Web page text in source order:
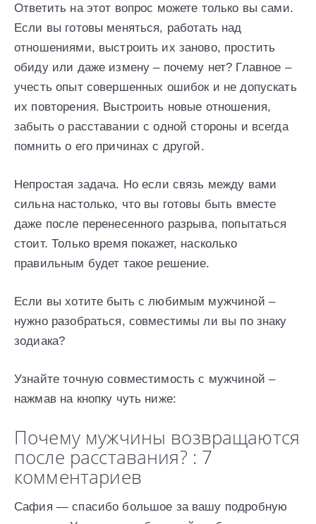
Ответить на этот вопрос можете только вы сами.
Если вы готовы меняться, работать над
отношениями, выстроить их заново, простить
обиду или даже измену – почему нет? Главное –
учесть опыт совершенных ошибок и не допускать
их повторения. Выстроить новые отношения,
забыть о расставании с одной стороны и всегда
помнить о его причинах с другой.
Непростая задача. Но если связь между вами
сильна настолько, что вы готовы быть вместе
даже после перенесенного разрыва, попытаться
стоит. Только время покажет, насколько
правильным будет такое решение.
Если вы хотите быть с любимым мужчиной –
нужно разобраться, совместимы ли вы по знаку
зодиака?
Узнайте точную совместимость с мужчиной –
нажмав на кнопку чуть ниже:
Почему мужчины возвращаются
после расставания? : 7
комментариев
Сафия — спасибо большое за вашу подробную